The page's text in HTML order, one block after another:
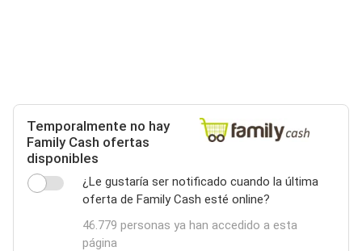
Temporalmente no hay
Family Cash ofertas
disponibles
¿Le gustaría ser notificado cuando la última
oferta de Family Cash esté online?
46.779 personas ya han accedido a esta
página